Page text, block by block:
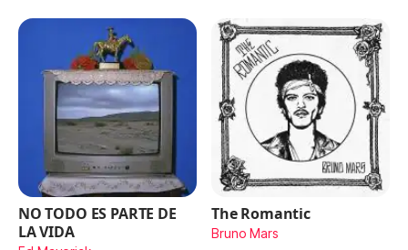
NO TODO ES PARTE DE
LA VIDA
The Romantic
Bruno Mars